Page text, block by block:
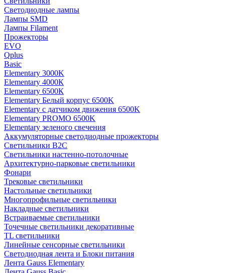
Светодиодные лампы
Лампы SMD
Лампы Filament
Прожекторы
EVO
Qplus
Basic
Elementary 3000K
Elementary 4000К
Elementary 6500К
Elementary Белый корпус 6500K
Elementary с датчиком движения 6500K
Elementary PROMO 6500K
Elementary зеленого свечения
Аккумуляторные светодиодные прожекторы
Светильники B2C
Светильники настенно-потолочные
Архитектурно-парковые светильники
Фонари
Трековые светильники
Настольные светильники
Многопрофильные светильники
Накладные светильники
Встраиваемые светильники
Точечные светильники декоративные
TL светильники
Линейные сенсорные светильники
Светодиодная лента и Блоки питания
Лента Gauss Elementary